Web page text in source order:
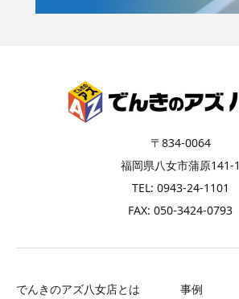
〒834-0064
福岡県八女市蒲原141-1
TEL: 0943-24-1101
FAX: 050-3424-0793
でんきのアズ八女店とは 事例